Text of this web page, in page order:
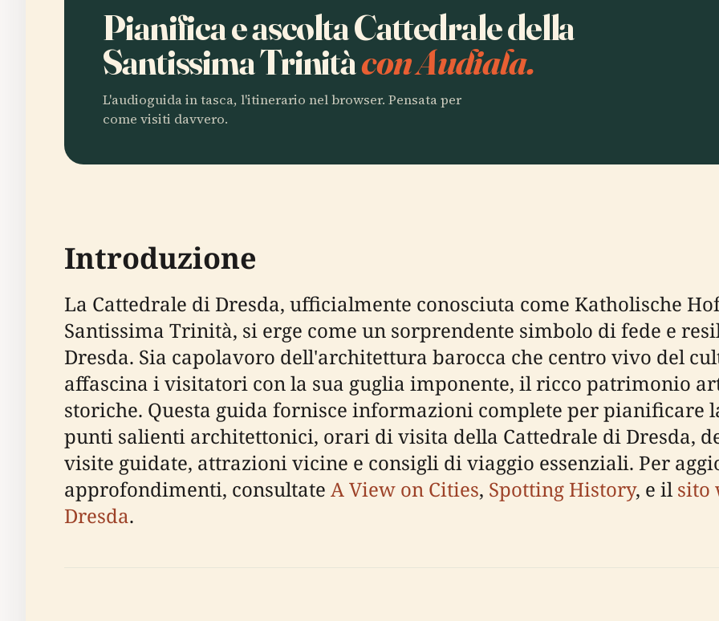
Pianifica e ascolta Cattedrale della
Santissima Trinitàcon Audiala.
L'audioguida in tasca, l'itinerario nel browser. Pensata per
come visiti davvero.
Introduzione
La Cattedrale di Dresda, ufficialmente conosciuta come Katholische
Santissima Trinità, si erge come un sorprendente simbolo di fede e
Dresda. Sia capolavoro dell'architettura barocca che centro vivo del
affascina i visitatori con la sua guglia imponente, il ricco patrimonio
storiche. Questa guida fornisce informazioni complete per pianificare
punti salienti architettonici, orari di visita della Cattedrale di Dresda,
visite guidate, attrazioni vicine e consigli di viaggio essenziali. Per
approfondimenti, consultate A View on Cities, Spotting History, e ilsito
Dresda.